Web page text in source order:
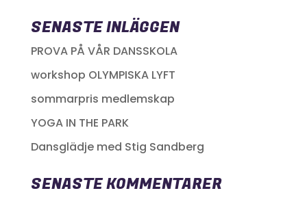
SENASTE INLÄGGEN
PROVA PÅ VÅR DANSSKOLA
workshop OLYMPISKA LYFT
sommarpris medlemskap
YOGA IN THE PARK
Dansglädje med Stig Sandberg
SENASTE KOMMENTARER